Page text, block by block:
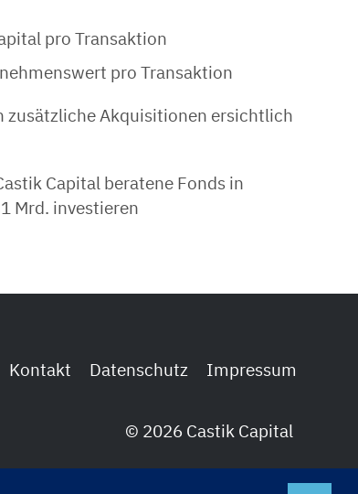
pro Transaktion
pro Transaktion
zusätzliche Akquisitionen ersichtlich
Capital beratene Fonds in
Mrd. investieren
Kontakt Datenschutz Impressum
© 2026 Castik Capital